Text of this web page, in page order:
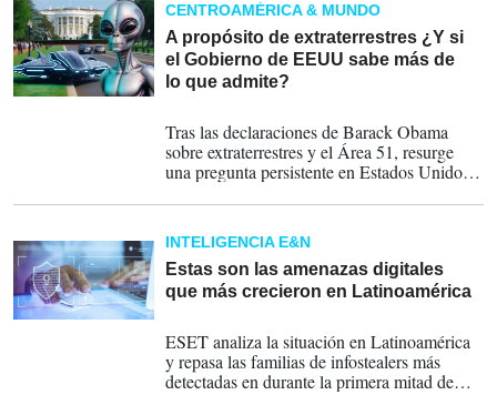
CENTROAMÉRICA & MUNDO
A propósito de extraterrestres ¿Y si
el Gobierno de EEUU sabe más de
lo que admite?
Tras las declaraciones de Barack Obama
sobre extraterrestres y el Área 51, resurge
una pregunta persistente en Estados Unidos
gobierno no ha revelado? Un análisis entre
evidencia oficial, cultura de secreto y
especulación pública.
INTELIGENCIA E&N
Estas son las amenazas digitales
que más crecieron en Latinoamérica
ESET analiza la situación en Latinoamérica
y repasa las familias de infostealers más
detectadas en durante la primera mitad de